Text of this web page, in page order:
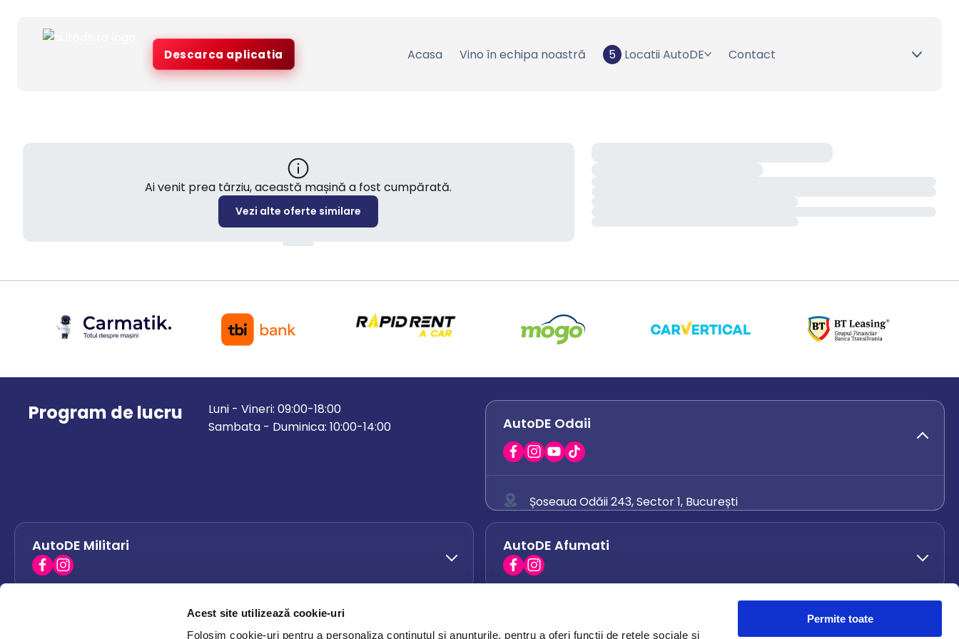
Acest site utilizează cookie-uri
Folosim cookie-uri pentru a personaliza conținutul și anunțurile, pentru a oferi funcții de rețele sociale și
Permite toate
Descarca aplicatia Acasa Vino în echipa noastră 5 Locatii AutoDE Contact
Ai venit prea târziu, această mașină a fost cumpărată.
Vezi alte oferte similare
Program de lucru
Luni - Vineri: 09:00-18:00
Sambata - Duminica: 10:00-14:00
AutoDE Odaii
Șoseaua Odăii 243, Sector 1, București
0742 444 194
office.odaii@autode.ro
AutoDE Militari AutoDE Afumati